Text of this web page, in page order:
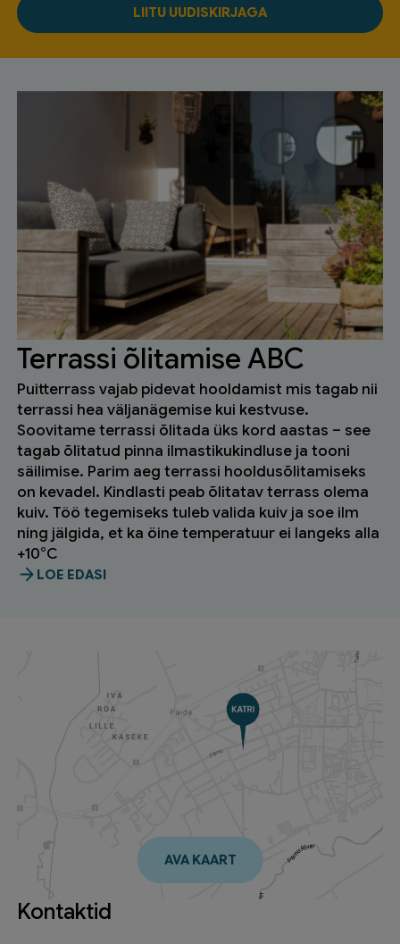
Terrassi õlitamise ABC
Puitterrass vajab pidevat hooldamist mis tagab nii
terrassi hea väljanägemise kui kestvuse.
Soovitame terrassi õlitada üks kord aastas – see
tagab õlitatud pinna ilmastikukindluse ja tooni
säilimise. Parim aeg terrassi hooldusõlitamiseks
on kevadel. Kindlasti peab õlitatav terrass olema
kuiv. Töö tegemiseks tuleb valida kuiv ja soe ilm
ning jälgida, et ka öine temperatuur ei langeks alla
+10°C
LOE EDASI
AVA KAART
Kontaktid